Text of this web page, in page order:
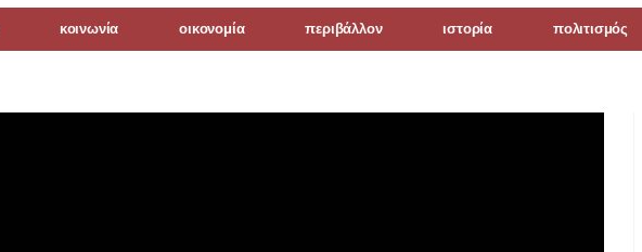
κοινωνία οικονομία περιβάλλον ιστορία πολιτισμός